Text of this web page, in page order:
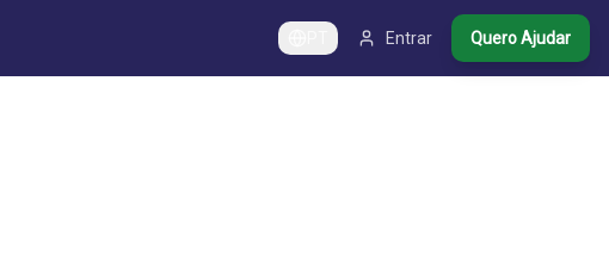
Entrar Quero Ajudar